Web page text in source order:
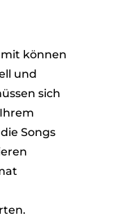
können
und
sich
Songs